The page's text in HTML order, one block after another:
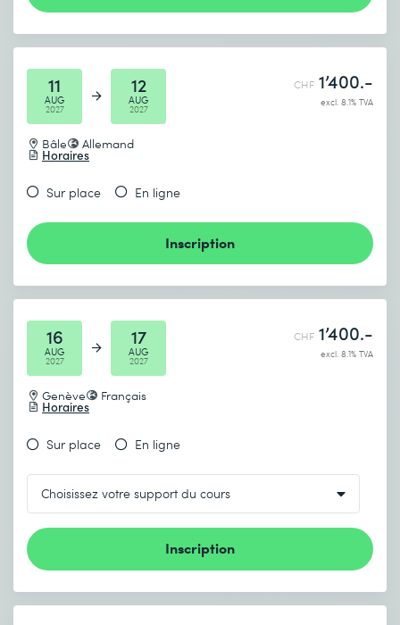
11
AUG
2027
12
AUG
2027
Bâle Allemand
Horaires
CHF 1’400.-
excl. 8.1% TVA
Sur place En ligne
Inscription
16
AUG
2027
17
AUG
2027
Genève Français
Horaires
CHF 1’400.-
excl. 8.1% TVA
Sur place En ligne
Inscription